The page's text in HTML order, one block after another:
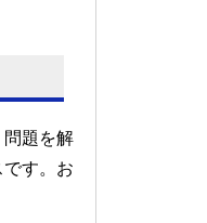
問題を解
す。お